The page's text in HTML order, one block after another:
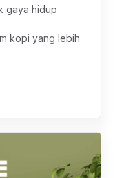
gaya hidup
kopi yang lebih